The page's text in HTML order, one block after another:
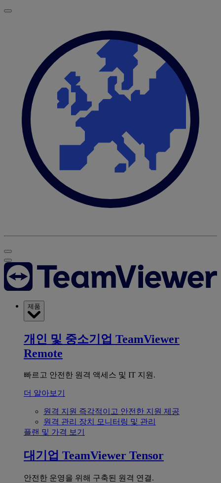
제품
개인 및 중소기업 TeamViewer
Remote
빠르고 안전한 원격 액세스 및 IT 지원.
더 알아보기
원격 지원 즉각적이고 안전한 지원 제공
원격 관리 장치 모니터링 및 관리
플랜 및 가격 보기
대기업 TeamViewer Tensor
안전한 운영을 위해 구축된 원격 연결.